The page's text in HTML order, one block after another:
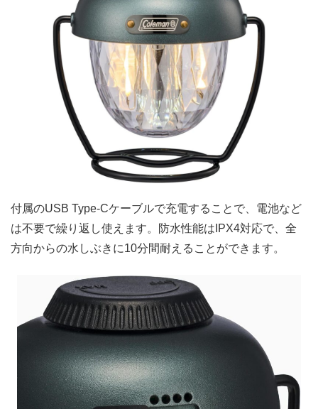
付属のUSB Type-Cケーブルで充電することで、電池など
は不要で繰り返し使えます。防水性能はIPX4対応で、全
方向からの水しぶきに10分間耐えることができます。